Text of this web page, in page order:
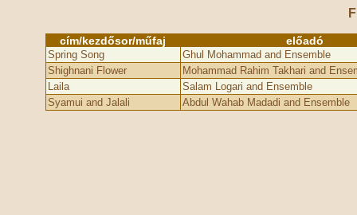
cím/kezdősor/műfaj előadó
Spring Song
Ghul Mohammad and Ensemble
Shighnani Flower
Mohammad Rahim Takhari and
Laila
Salam Logari and Ensemble
Syamui and Jalali
Abdul Wahab Madadi and Ensemble